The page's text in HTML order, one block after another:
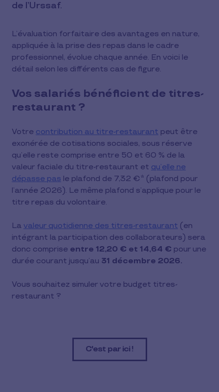
de l’Urssaf.
L’évaluation forfaitaire des avantages en nature,
appliquée à la prise des repas dans le cadre
professionnel, évolue chaque année. En voici le
détail selon les différents cas de figure.
Vos salariés bénéficient de titres-
restaurant ?
Votre contribution au titre-restaurant peut être
exonérée de cotisations sociales, sous réserve
qu’elle reste comprise entre 50 et 60 % de la
valeur faciale du titre-restaurant et qu’elle ne
dépasse pas le plafond de 7,32 €* (plafond pour
l’année 2026). Le même plafond s’applique pour le
titre repas du volontaire.
La valeur quotidienne des titres-restaurant (en
intégrant la participation des collaborateurs) sera
donc comprise entre 12,20 € et 14,64 € pour une
durée courant jusqu’au 31 décembre 2026.
Vous souhaitez simuler votre budget titres-
restaurant ?
C'est par ici !